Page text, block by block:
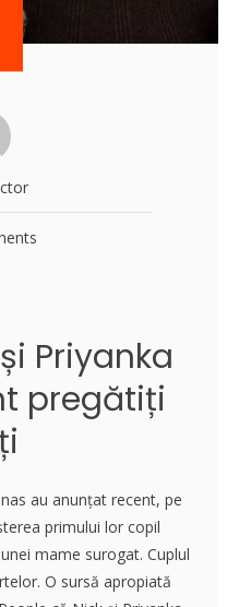
Priyanka
pregătiți
au anunțat recent, pe
primului lor copil
mame surogat. Cuplul
O sursă apropiată